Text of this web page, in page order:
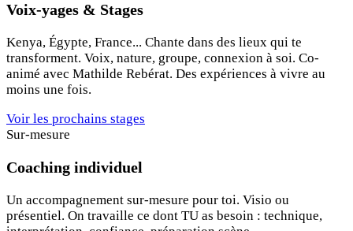
Voix-yages & Stages
Kenya, Égypte, France... Chante dans des lieux qui te
transforment. Voix, nature, groupe, connexion à soi. Co-
animé avec Mathilde Rebérat. Des expériences à vivre au
moins une fois.
Voir les prochains stages
Sur-mesure
Coaching individuel
Un accompagnement sur-mesure pour toi. Visio ou
présentiel. On travaille ce dont TU as besoin : technique,